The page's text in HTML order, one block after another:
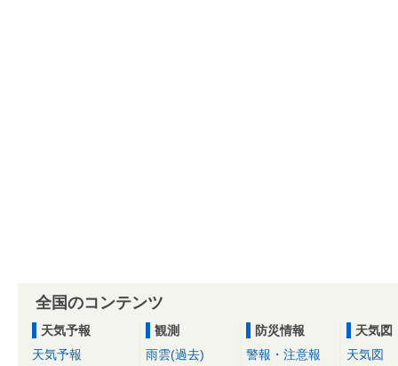
全国のコンテンツ
天気予報
天気予報
観測
雨雲(過去)
防災情報
警報・注意報
天気図
天気図